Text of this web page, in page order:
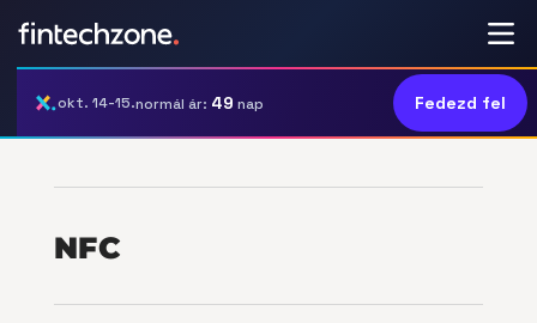
okt. 14-15.normál ár: 49 nap Fedezd fel
NFC